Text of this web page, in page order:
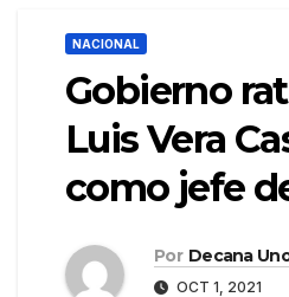
NACIONAL
Gobierno
Luis Vera
como jefe
Por Decana
OCT 1, 2021